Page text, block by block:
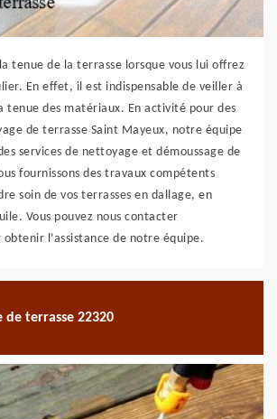
tenue de la terrasse lorsque vous lui offrez
En effet, il est indispensable de veiller à
tenue des matériaux. En activité pour des
de terrasse Saint Mayeux, notre équipe
services de nettoyage et démoussage de
fournissons des travaux compétents
soin de vos terrasses en dallage, en
Vous pouvez nous contacter
l’assistance de notre équipe.
de terrasse 22320